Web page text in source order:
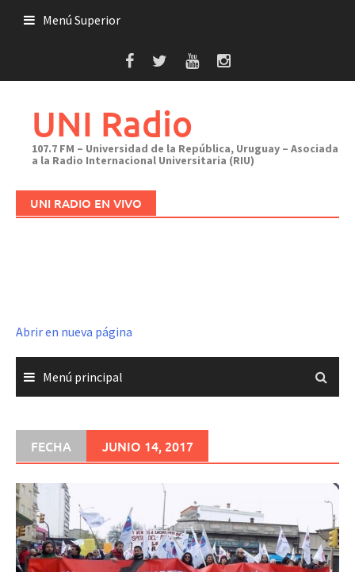
Menú Superior
UNI Radio
107.7 FM – Universidad de la República, Uruguay – Asociada
a la Radio Internacional Universitaria (RIU)
UNI RADIO EN VIVO
Abrir en nueva página
Menú principal
FECHA JUNIO 14, 2017